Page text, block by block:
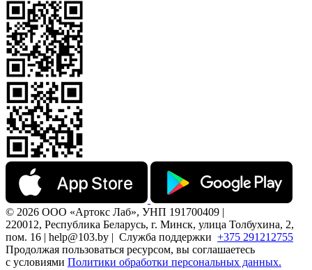
© 2026 ООО «Артокс Лаб», УНП 191700409 |
220012, Республика Беларусь, г. Минск, улица Толбухина, 2,
пом. 16 | help@103.by | Служба поддержки +375 291212755
Продолжая пользоваться ресурсом, вы соглашаетесь
с условиями Политики обработки персональных данных.